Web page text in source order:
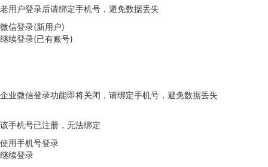
老用户登录后请绑定手机号，避免数据丢失
微信登录(新用户)
继续登录(已有账号)
企业微信登录功能即将关闭，请绑定手机号，避免数据丢失
该手机号已注册，无法绑定
使用手机号登录
继续登录